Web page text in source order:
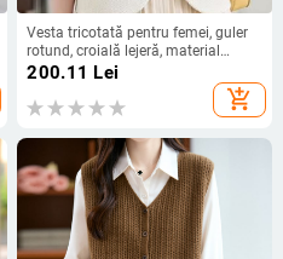
Vesta tricotată pentru femei, guler
rotund, croială lejeră, material
acrilic, toamnă 2025
200.11 Lei
add_shopping_cart